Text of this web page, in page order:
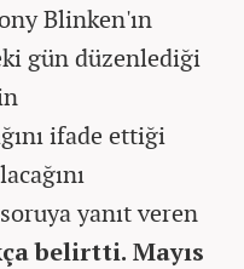
Blinken'ın
gün düzenlediği
ifade ettiği
yanıt veren
belirtti. Mayıs